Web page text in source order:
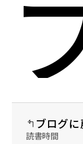
ブログに
読書時間